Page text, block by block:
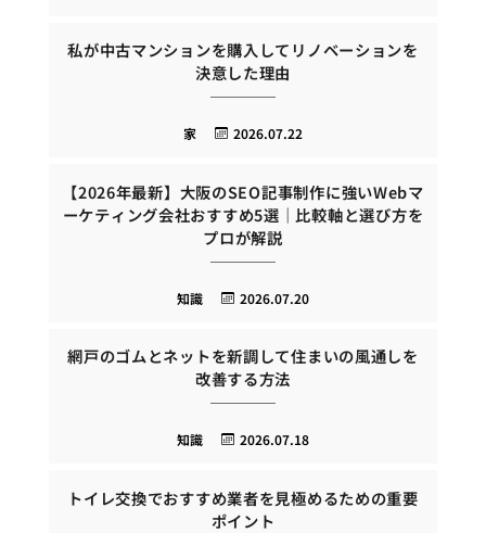
私が中古マンションを購入してリノベーションを
決意した理由
2026.07.22
家
【2026年最新】大阪のSEO記事制作に強いWebマ
ーケティング会社おすすめ5選｜比較軸と選び方を
プロが解説
2026.07.20
知識
網戸のゴムとネットを新調して住まいの風通しを
改善する方法
2026.07.18
知識
トイレ交換でおすすめ業者を見極めるための重要
ポイント